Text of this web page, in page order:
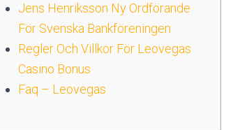
Jens Henriksson Ny Ordförande
För Svenska Bankföreningen
Regler Och Villkor För Leovegas
Casino Bonus
Faq – Leovegas